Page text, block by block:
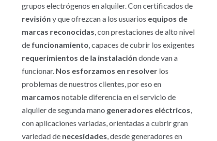
grupos electrógenos en alquiler. Con certificados de
revisión y que ofrezcan a los usuarios equipos de
marcas reconocidas , con prestaciones de alto nivel
de funcionamiento , capaces de cubrir los exigentes
requerimientos de la instalación donde van a
funcionar. Nos esforzamos en resolverlos
problemas de nuestros clientes, por eso en
marcamos notable diferencia en el servicio de
alquiler de segunda mano generadores eléctricos
con aplicaciones variadas, orientadas a cubrir gran
variedad de necesidades , desde generadores en